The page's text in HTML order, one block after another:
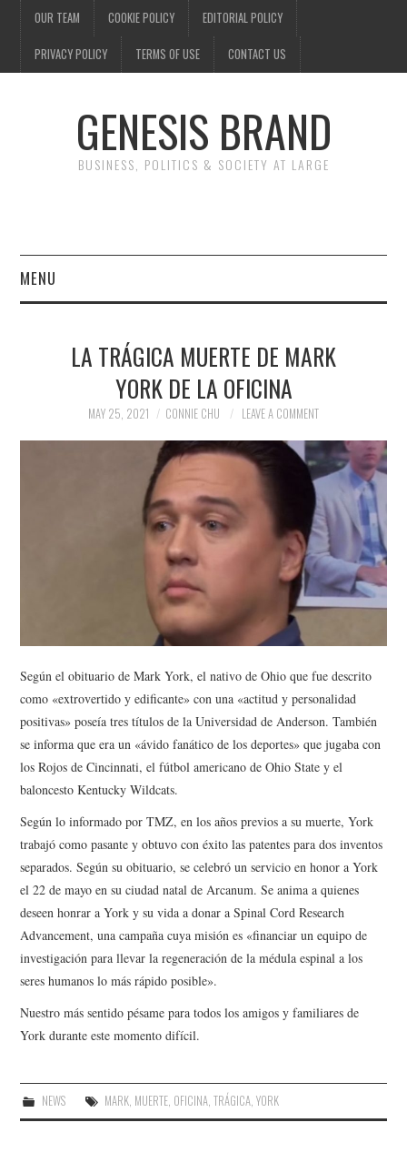
OUR TEAM COOKIE POLICY EDITORIAL POLICY
PRIVACY POLICY TERMS OF USE CONTACT US
GENESIS BRAND
BUSINESS, POLITICS & SOCIETY AT LARGE
MENU
FINANCELA TRÁGICA MUERTE DE MARK
YORK DE LA OFICINA
MAY 25, 2021 CONNIE CHU LEAVE A COMMENT
Según el obituario de Mark York, el nativo de Ohio que fue descrito
como «extrovertido y edificante» con una «actitud y personalidad
positivas» poseía tres títulos de la Universidad de Anderson. También
se informa que era un «ávido fanático de los deportes» que jugaba con
los Rojos de Cincinnati, el fútbol americano de Ohio State y el
baloncesto Kentucky Wildcats.
Según lo informado por TMZ, en los años previos a su muerte, York
trabajó como pasante y obtuvo con éxito las patentes para dos inventos
separados. Según su obituario, se celebró un servicio en honor a York
el 22 de mayo en su ciudad natal de Arcanum. Se anima a quienes
deseen honrar a York y su vida a donar a Spinal Cord Research
Advancement, una campaña cuya misión es «financiar un equipo de
investigación para llevar la regeneración de la médula espinal a los
seres humanos lo más rápido posible».
Nuestro más sentido pésame para todos los amigos y familiares de
York durante este momento difícil.
NEWS MARK, MUERTE, OFICINA, TRÁGICA, YORK